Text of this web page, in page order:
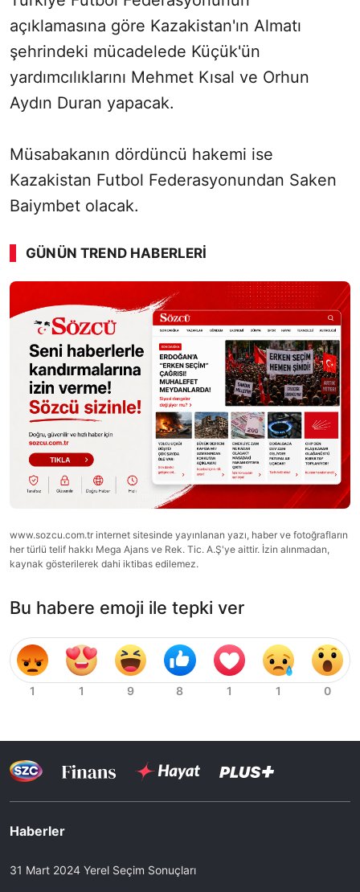
açıklamasına göre Kazakistan'ın Almatı
şehrindeki mücadelede Küçük'ün
yardımcılıklarını Mehmet Kısal ve Orhun
Aydın Duran yapacak.
Müsabakanın dördüncü hakemi ise
Kazakistan Futbol Federasyonundan Saken
Baiymbet olacak.
GÜNÜN TREND HABERLERI
www.sozcu.com.tr internet sitesinde yayınlanan yazı, haber ve fotoğrafların
her türlü telif hakkı Mega Ajans ve Rek. Tic. A.Ş'ye aittir. İzin alınmadan,
kaynak gösterilerek dahi iktibas edilemez.
Bu habere emoji ile tepki ver
Haberler
31 Mart 2024 Yerel Seçim Sonuçları